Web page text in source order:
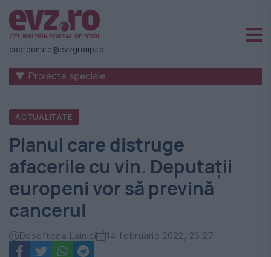
Știri
naționale
internaționale
România
-
Evenimentul
Zilei
coordonare@evzgroup.ro
▼ Proiecte speciale
ACTUALITATE
Planul care distruge
afacerile cu vin. Deputații
europeni vor să prevină
cancerul
Dosofteea Lainici 14 februarie 2022, 23:27